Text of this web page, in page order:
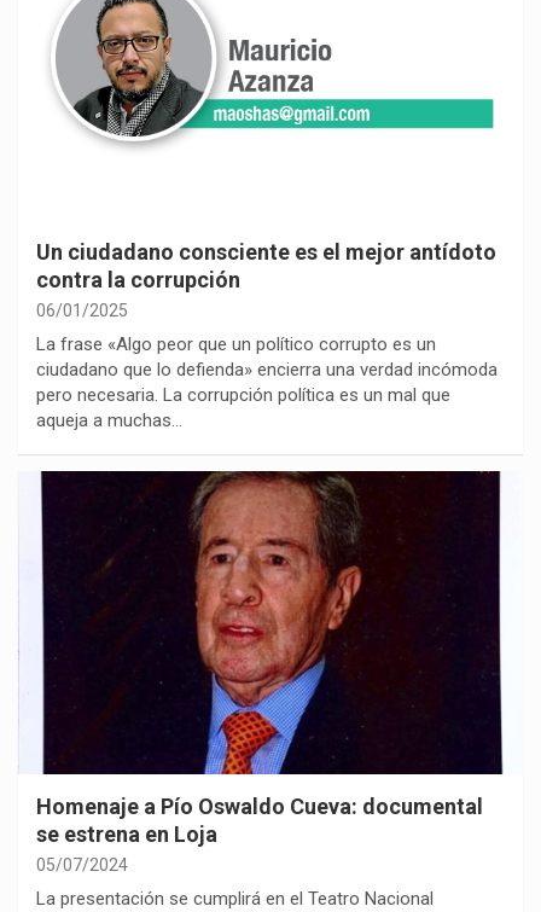
Un ciudadano consciente es el mejor antídoto
contra la corrupción
06/01/2025
La frase «Algo peor que un político corrupto es un
ciudadano que lo defienda» encierra una verdad incómoda
pero necesaria. La corrupción política es un mal que
aqueja a muchas…
Homenaje a Pío Oswaldo Cueva: documental
se estrena en Loja
05/07/2024
La presentación se cumplirá en el Teatro Nacional